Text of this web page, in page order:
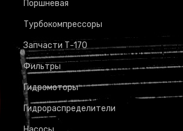
Поршневая
Турбокомпрессоры
Запчасти Т-170
Фильтры
Гидромоторы
Гидрораспределители